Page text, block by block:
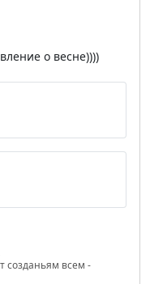
о весне))))
созданьям всем -